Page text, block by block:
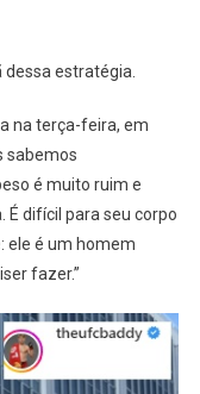
dessa estratégia.
na terça-feira, em
sabemos
é muito ruim e
difícil para seu corpo
ele é um homem
fazer.”